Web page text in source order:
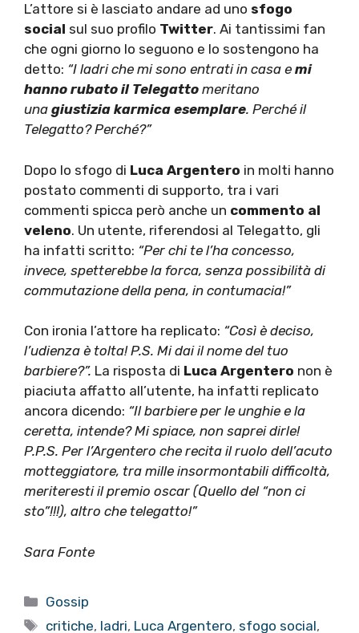
L’attore si è lasciato andare ad uno sfogo
social sul suo profilo Twitter. Ai tantissimi fan
che ogni giorno lo seguono e lo sostengono ha
detto: “I ladri che mi sono entrati in casa e mi
hanno rubato il Telegatto meritano
una giustizia karmica esemplare. Perché il
Telegatto? Perché?”
Dopo lo sfogo di Luca Argentero in molti hanno
postato commenti di supporto, tra i vari
commenti spicca però anche un commento al
veleno. Un utente, riferendosi al Telegatto, gli
ha infatti scritto: “Per chi te l’ha concesso,
invece, spetterebbe la forca, senza possibilità di
commutazione della pena, in contumacia!”
Con ironia l’attore ha replicato: “Così è deciso,
l’udienza è tolta! P.S. Mi dai il nome del tuo
barbiere?”. La risposta di Luca Argentero non è
piaciuta affatto all’utente, ha infatti replicato
ancora dicendo: “Il barbiere per le unghie e la
ceretta, intende? Mi spiace, non saprei dirle!
P.P.S. Per l’Argentero che recita il ruolo dell’acuto
motteggiatore, tra mille insormontabili difficoltà,
meriteresti il premio oscar (Quello del “non ci
sto”!!!), altro che telegatto!”
Sara Fonte
Categorie
Gossip
Tag
critiche, ladri, Luca Argentero, sfogo social,